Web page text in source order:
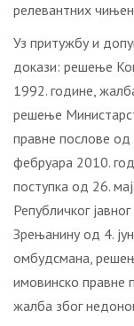
релевантних
Уз притужбу и
докази: решење
1992. године,
решење
правне послове
фебруара 2010.
поступка од 26.
Републичког
Зрењанину од 4.
омбудсмана,
имовинско правне
жалба због